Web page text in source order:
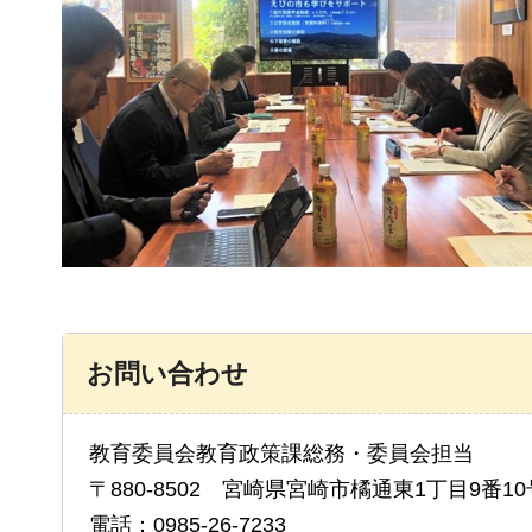
お問い合わせ
教育委員会教育政策課総務・委員会担当
〒880-8502 宮崎県宮崎市橘通東1丁目9番10
電話：0985-26-7233